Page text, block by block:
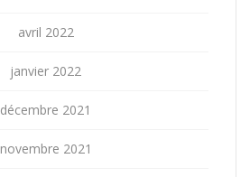
avril 2022
janvier 2022
décembre 2021
novembre 2021